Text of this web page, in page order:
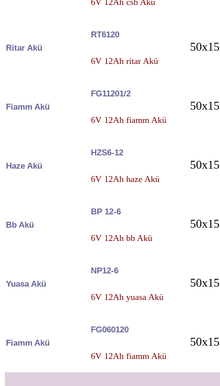
Ritar Akü
RT6120
6V 12Ah ritar Akü
Fiamm Akü
FG11201/2
6V 12Ah fiamm Akü
Haze Akü
HZS6-12
6V 12Ah haze Akü
Bb Akü
BP 12-6
6V 12Ah bb Akü
Yuasa Akü
NP12-6
6V 12Ah yuasa Akü
Fiamm Akü
FG060120
6V 12Ah fiamm Akü